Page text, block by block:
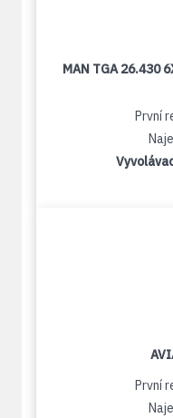
MAN TGA 26.430
První
První